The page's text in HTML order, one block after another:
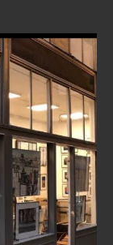
Bonbon au
de
les meilleurs
Le résultat ?
en royaume
cet
À la tête de
sur ce
ce que les
Il a raison !
?